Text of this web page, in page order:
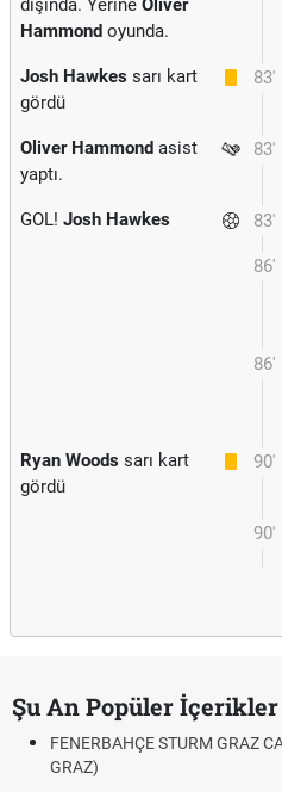
dışında. Yerine Oliver
Hammond oyunda.
83'
Josh Hawkes sarı kart
gördü
83'
Oliver Hammond asist
yaptı.
83'
GOL! Josh Hawkes
86'
86'
90'
Ryan Woods sarı kart
gördü
90'
Şu An Popüler İçerikler
FENERBAHÇE STURM GRAZ
GRAZ)